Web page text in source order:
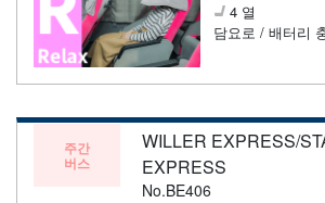
4 열
담요로 / 배터리
주간
버스
WILLER EXPRESS/
EXPRESS
No.BE406